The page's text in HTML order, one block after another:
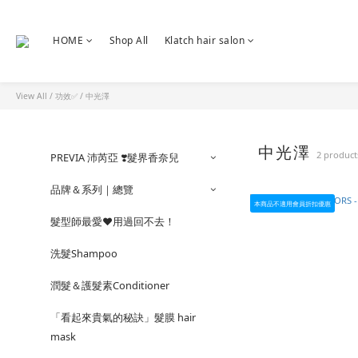
HOME Shop All Klatch hair salon
View All / 功效✅ / 中光澤
PREVIA 沛芮亞 ❣️髮界香奈兒
品牌＆系列｜總覽
髮型師最愛❤️用過回不去！
洗髮Shampoo
潤髮＆護髮素Conditioner
「看起來貴氣的秘訣」髮膜 hair
mask
中光澤2
本商品不適用會員折扣優惠